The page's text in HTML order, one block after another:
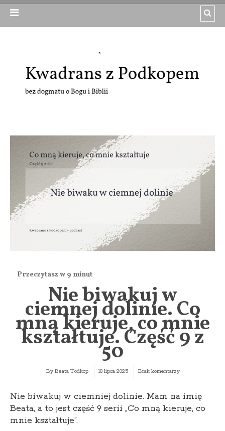
Nie biwakuj w
ciemnej dolinie. Co
mną kieruje, co mnie
kształtuje. Część 9 z
50
By Beata "Podkop 18 lipca 2025 Brak komentarzy
Nie biwakuj w ciemniej dolinie. Mam na imię
Beata, a to jest część 9 serii „Co mną kieruje, co
mnie kształtuje”.